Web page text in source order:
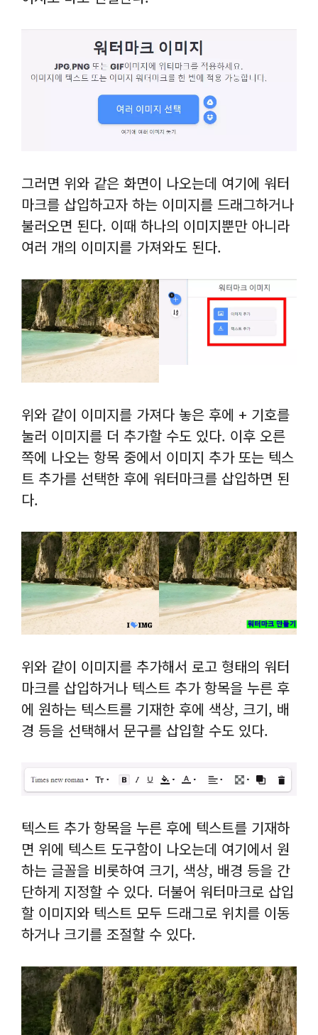
그러면 위와 같은 화면이 나오는데 여기에 워터
마크를 삽입하고자 하는 이미지를 드래그하거나
불러오면 된다. 이때 하나의 이미지뿐만 아니라
여러 개의 이미지를 가져와도 된다.
위와 같이 이미지를 가져다 놓은 후에 + 기호를
눌러 이미지를 더 추가할 수도 있다. 이후 오른
쪽에 나오는 항목 중에서 이미지 추가 또는 텍스
트 추가를 선택한 후에 워터마크를 삽입하면 된
다.
위와 같이 이미지를 추가해서 로고 형태의 워터
마크를 삽입하거나 텍스트 추가 항목을 누른 후
에 원하는 텍스트를 기재한 후에 색상, 크기, 배
경 등을 선택해서 문구를 삽입할 수도 있다.
텍스트 추가 항목을 누른 후에 텍스트를 기재하
면 위에 텍스트 도구함이 나오는데 여기에서 원
하는 글꼴을 비롯하여 크기, 색상, 배경 등을 간
단하게 지정할 수 있다. 더불어 워터마크로 삽입
할 이미지와 텍스트 모두 드래그로 위치를 이동
하거나 크기를 조절할 수 있다.